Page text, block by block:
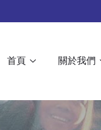
首頁 關於我們